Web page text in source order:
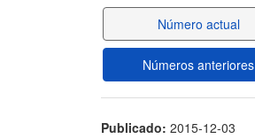
Número actual
Números anteriores
Publicado: 2015-12-03